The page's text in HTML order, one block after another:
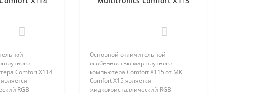
Comfort X114
RGB
Основной отличительной
особенностью маршрутного
компьютера Comfort X115 от МК
Comfort X15 является
жидкокристаллический RGB